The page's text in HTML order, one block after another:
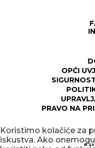
OPĆI
PRAVO NA
©
Koristimo kolačiće za
iskustva. Ako